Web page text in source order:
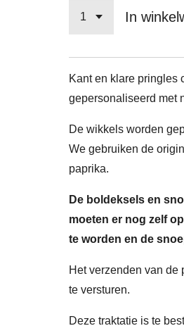
In
Kant en klare pringles
gepersonaliseerd met
De wikkels worden
We gebruiken de
paprika.
De boldeksels en
moeten er nog zelf
te worden en de
Het verzenden van de
te versturen.
Deze traktatie is te